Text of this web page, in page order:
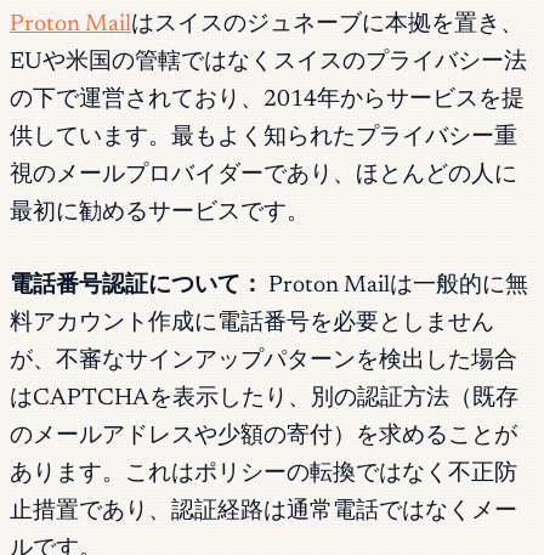
Proton Mailはスイスのジュネーブに本拠を置き、
EUや米国の管轄ではなくスイスのプライバシー法
の下で運営されており、2014年からサービスを提
供しています。最もよく知られたプライバシー重
視のメールプロバイダーであり、ほとんどの人に
最初に勧めるサービスです。
電話番号認証について：
Proton Mailは一般的に無
料アカウント作成に電話番号を必要としません
が、不審なサインアップパターンを検出した場合
はCAPTCHAを表示したり、別の認証方法（既存
のメールアドレスや少額の寄付）を求めることが
あります。これはポリシーの転換ではなく不正防
止措置であり、認証経路は通常電話ではなくメー
ルです。